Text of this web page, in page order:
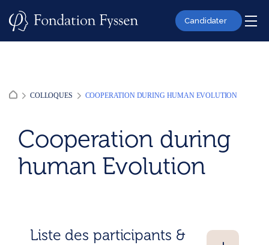
Candidater
COLLOQUES COOPERATION DURING HUMAN EVOLUTION
Cooperation during
human Evolution
Liste des participants &